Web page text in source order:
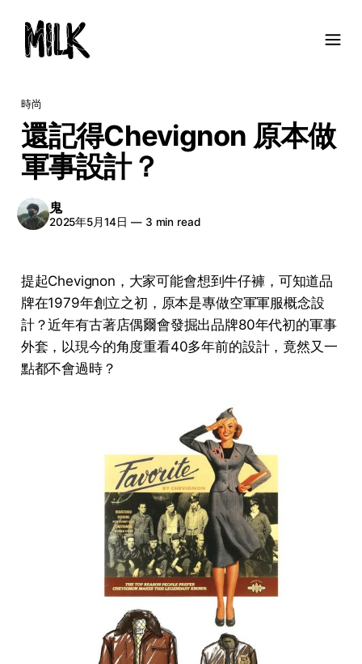
時尚
還記得Chevignon 原本做
軍事設計？
鬼
2025年5月14日 —3 min read
提起Chevignon，大家可能會想到牛仔褲，可知道品
牌在1979年創立之初，原本是專做空軍軍服概念設
計？近年有古著店偶爾會發掘出品牌80年代初的軍事
外套，以現今的角度重看40多年前的設計，竟然又一
點都不會過時？